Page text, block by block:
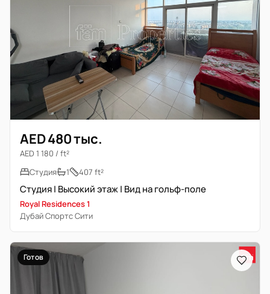
AED 480 тыс.
AED 1 180 / ft²
Студия
1 407 ft²
Студия | Высокий этаж | Вид на гольф-поле
Royal Residences 1
Дубай Спортс Сити
Готов